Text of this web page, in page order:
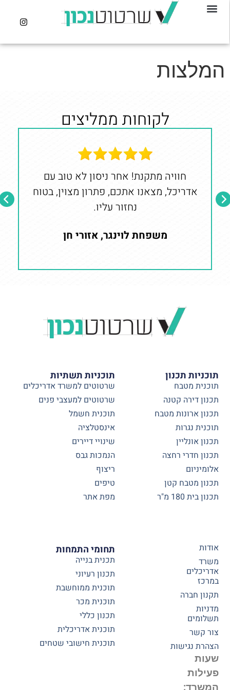
המלצות
לקוחות ממליצים
חוויה מתקנת! אחר ניסון לא טוב עם
אדריכל, מצאנו אתכם, פתרון מצוין, בטוח
נחזור עליו.
משפחת לוינגר, אזורי חן
תוכניות תשתיות
שרטוטים למשרד אדריכלים
שרטוטים למעצבי פנים
תוכנית חשמל
אינסטלציה
שינויי דיירים
הנמכות גבס
ריצוף
טיפים
מפת אתר
תוכניות תכנון
תוכנית מטבח
תכנון דירה קטנה
תכנון ארונות מטבח
תוכנית נגרות
תכנון אונליין
תכנון חדרי רחצה
אלומיניום
תכנון מטבח קטן
תכנון בית 180 מ"ר
תחומי התמחות
תכנית בנייה
תכנון רעיוני
תוכנית ממוחשבת
תוכנית מכר
תכנון כללי
תוכנית אדריכלית
תוכנית חישובי שטחים
אודות
משרד
אדריכלים
במרכז
תקנון חברה
מדניות
תשלומים
צור קשר
הצהרת נגישות
שעות
פעילות
המשרד: